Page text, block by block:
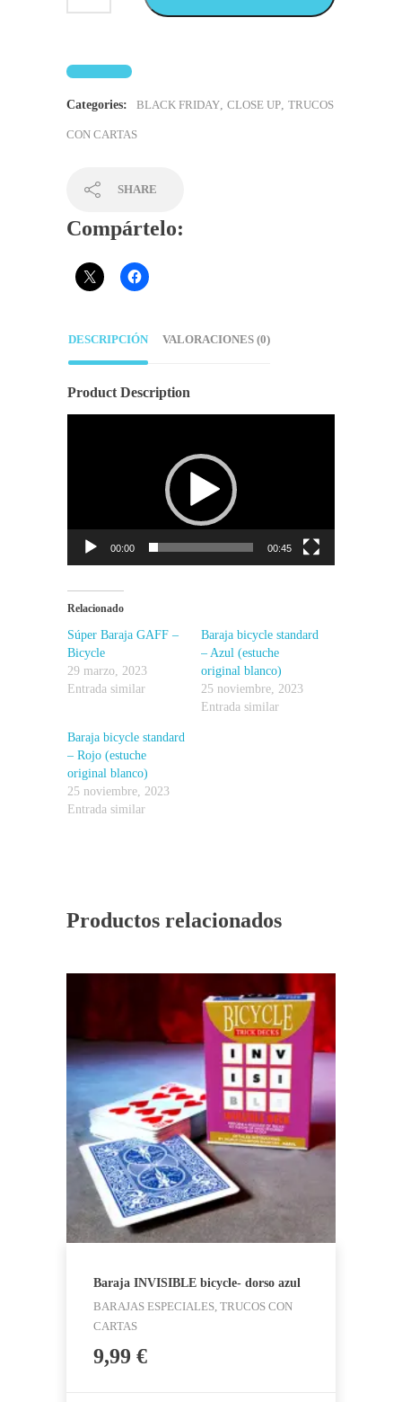
Categories: BLACK FRIDAY CLOSE UP TRUCOS
CON CARTAS
SHARE
Compártelo:
DESCRIPCIÓN VALORACIONES (0)
Product Description
00:00 00:45
Relacionado
Súper Baraja GAFF –
Bicycle
29 marzo, 2023
Entrada similar
Baraja bicycle standard
– Azul (estuche
original blanco)
25 noviembre, 2023
Entrada similar
Baraja bicycle standard
– Rojo (estuche
original blanco)
25 noviembre, 2023
Entrada similar
Productos relacionados
Baraja INVISIBLE bicycle- dorso azul
BARAJAS ESPECIALES, TRUCOS CON
CARTAS
9,99 €